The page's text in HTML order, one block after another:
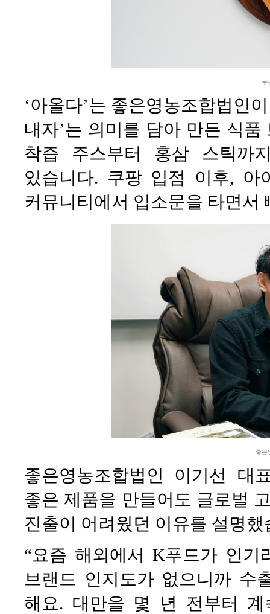
쿠
‘아올다’는 좋은영농조합법인
내자’는 의미를 담아 만든 식
착즙 주스부터 홍삼 스틱까
있습니다. 쿠팡 입점 이후,
커뮤니티에서 입소문을 타면서
좋은
좋은영농조합법인 이기선 대
좋은 제품을 만들어도 글로벌
진출이 어려웠던 이유를 설명했
“요즘 해외에서 K푸드가 인
브랜드 인지도가 없으니까 수
해요. 대만을 몇 년 전부터